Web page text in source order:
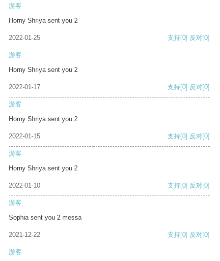
游客
Horny Shriya sent you 2
2022-01-25 支持[0] 反对[0]
游客
Horny Shriya sent you 2
2022-01-17 支持[0] 反对[0]
游客
Horny Shriya sent you 2
2022-01-15 支持[0] 反对[0]
游客
Horny Shriya sent you 2
2022-01-10 支持[0] 反对[0]
游客
Sophia sent you 2 messa
2021-12-22 支持[0] 反对[0]
游客